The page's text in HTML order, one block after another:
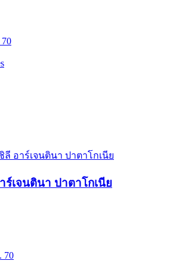
เจนตินา ปาตาโกเนีย
70